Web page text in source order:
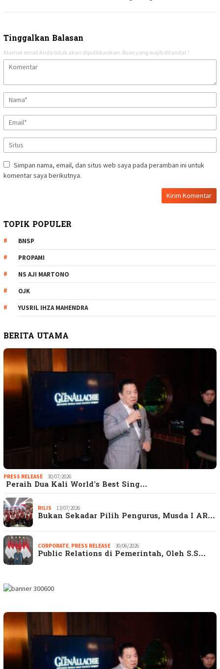
Tinggalkan Balasan
Alamat email Anda tidak akan dipublikasikan. Ruas yang wajib ditandai *
Simpan nama, email, dan situs web saya pada peramban ini untuk
komentar saya berikutnya.
TOPIK POPULER
BNSP
PROPAMI
NS AJI MARTONO
OJK
YUSRIL IHZA MAHENDRA
BERITA UTAMA
PRESS RELEASE 30/07/2026
Peraih Dua Kali World’s Best Sing…
RILIS 13/07/2026
Bukan Sekadar Pilih Pengurus, Musda I AR…
CORPORATE, PRESS RELEASE 30/06/2026
Public Relations di Pemerintah, Oleh S.S…